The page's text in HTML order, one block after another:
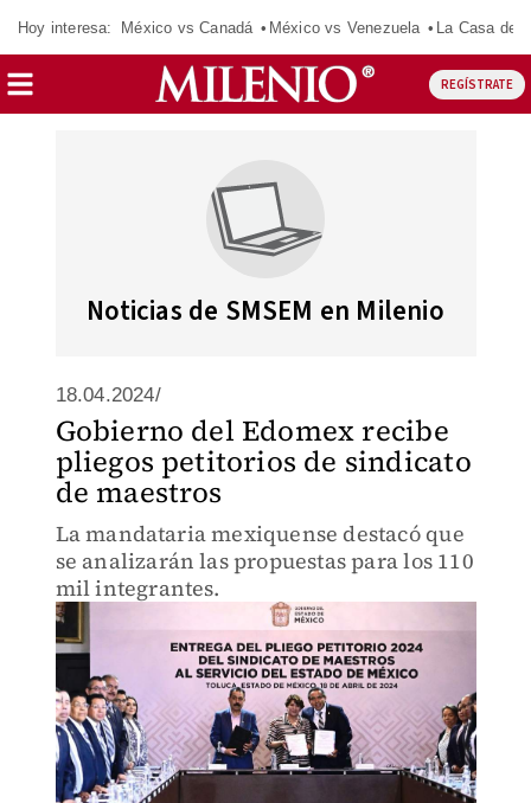
Hoy interesa: México vs Canadá México vs Venezuela La Casa de
REGÍSTRATE
Noticias de SMSEM en Milenio
18.04.2024/
Gobierno del Edomex recibe
pliegos petitorios de sindicato
de maestros
La mandataria mexiquense destacó que
se analizarán las propuestas para los 110
mil integrantes.